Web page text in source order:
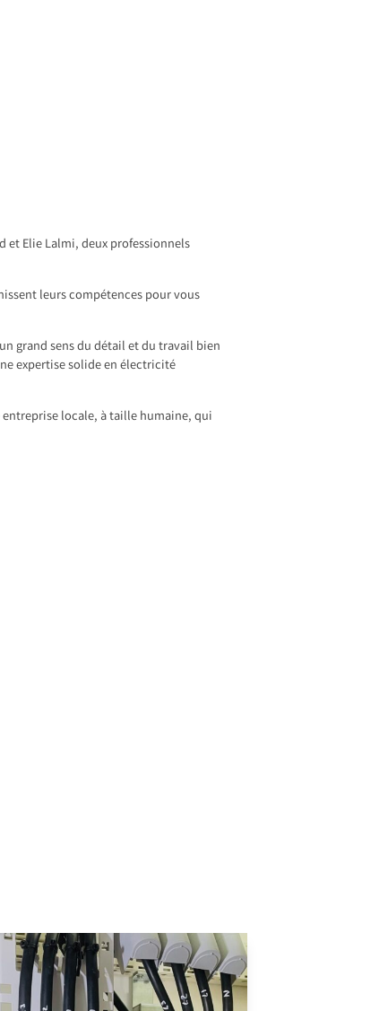
et Elie Lalmi, deux professionnels
leurs compétences pour vous
grand sens du détail et du travail bien
expertise solide en électricité
locale, à taille humaine, qui